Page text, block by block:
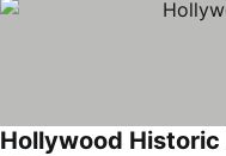
Hollywood Historic